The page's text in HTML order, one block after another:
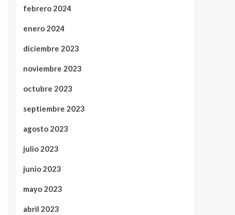
febrero 2024
enero 2024
diciembre 2023
noviembre 2023
octubre 2023
septiembre 2023
agosto 2023
julio 2023
junio 2023
mayo 2023
abril 2023